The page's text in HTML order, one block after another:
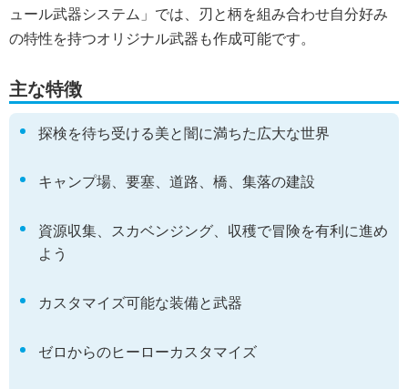
ュール武器システム」では、刃と柄を組み合わせ自分好み
の特性を持つオリジナル武器も作成可能です。
主な特徴
探検を待ち受ける美と闇に満ちた広大な世界
キャンプ場、要塞、道路、橋、集落の建設
資源収集、スカベンジング、収穫で冒険を有利に進め
よう
カスタマイズ可能な装備と武器
ゼロからのヒーローカスタマイズ